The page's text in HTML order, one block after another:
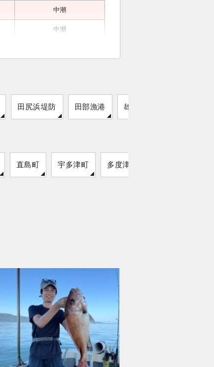
中潮
中潮
田尻浜堤防 田部漁港 雄冬漁港
直島町 宇多津町 多度津町